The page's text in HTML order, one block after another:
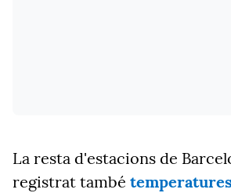
La resta d'estacions de
registrat també